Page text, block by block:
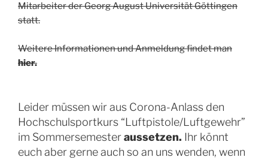
Mitarbeiter der Georg August Universität Göttingen
statt.
Weitere Informationen und Anmeldung findet man
hier.
Leider müssen wir aus Corona-Anlass den
Hochschulsportkurs “Luftpistole/Luftgewehr”
im Sommersemesteraussetzen. Ihr könnt
euch aber gerne auch so an uns wenden, wenn